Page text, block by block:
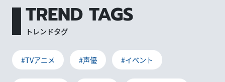
TREND TAGS
トレンドタグ
#TVアニメ #声優 #イベント